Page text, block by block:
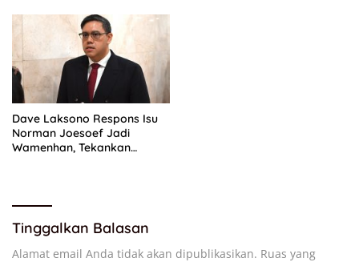
Dave Laksono Respons Isu
Norman Joesoef Jadi
Wamenhan, Tekankan
Tinggalkan Balasan
Alamat email Anda tidak akan dipublikasikan. Ruas yang